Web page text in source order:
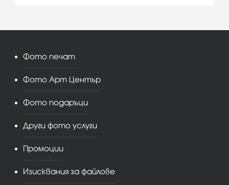
Фото печат
Фото Арт Център
Фото подаръци
Други фото услуги
Промоции
Изисквания за файлове